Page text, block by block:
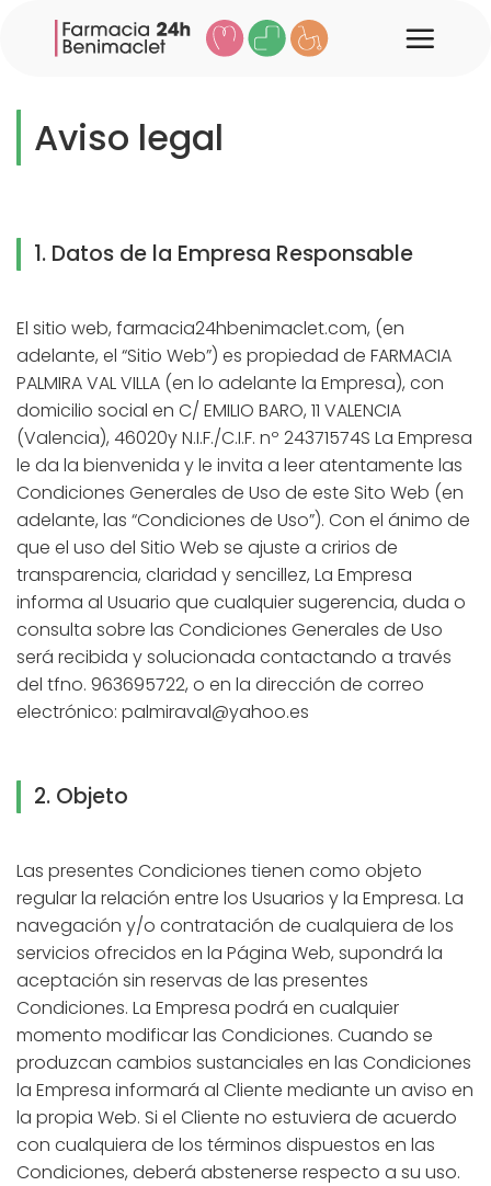
Aviso legal
1. Datos de la Empresa Responsable
El sitio web, farmacia24hbenimaclet.com, (en
adelante, el “Sitio Web”) es propiedad de FARMACIA
PALMIRA VAL VILLA (en lo adelante la Empresa), con
domicilio social en C/ EMILIO BARO, 11 VALENCIA
(Valencia), 46020y N.I.F./C.I.F. nº 24371574S La Empresa
le da la bienvenida y le invita a leer atentamente las
Condiciones Generales de Uso de este Sito Web (en
adelante, las “Condiciones de Uso”). Con el ánimo de
que el uso del Sitio Web se ajuste a cririos de
transparencia, claridad y sencillez, La Empresa
informa al Usuario que cualquier sugerencia, duda o
consulta sobre las Condiciones Generales de Uso
será recibida y solucionada contactando a través
del tfno. 963695722, o en la dirección de correo
electrónico: palmiraval@yahoo.es
2. Objeto
Las presentes Condiciones tienen como objeto
regular la relación entre los Usuarios y la Empresa. La
navegación y/o contratación de cualquiera de los
servicios ofrecidos en la Página Web, supondrá la
aceptación sin reservas de las presentes
Condiciones. La Empresa podrá en cualquier
momento modificar las Condiciones. Cuando se
produzcan cambios sustanciales en las Condiciones
la Empresa informará al Cliente mediante un aviso en
la propia Web. Si el Cliente no estuviera de acuerdo
con cualquiera de los términos dispuestos en las
Condiciones, deberá abstenerse respecto a su uso.